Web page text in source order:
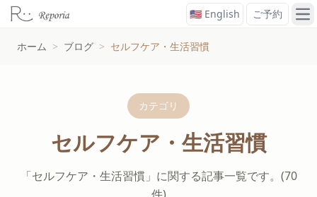
🇺🇸 English ご予約 メ
ホーム > ブログ > セルフケア・生活習慣
カテゴリ
セルフケア・生活習慣
「セルフケア・生活習慣」に関する記事一覧です。(70